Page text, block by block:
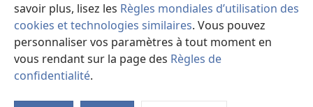
savoir plus, lisez les Règles mondiales d’utilisation des
cookies et technologies similaires. Vous pouvez
personnaliser vos paramètres à tout moment en
vous rendant sur la page des Règles de
confidentialité.
Copyright© 2026 Watch Tower Bible and Tract Society of Pennsylvania.
CONDITIONS D’UTILISATION
PARAMÈTRES DE CONFIDENTIALITÉ